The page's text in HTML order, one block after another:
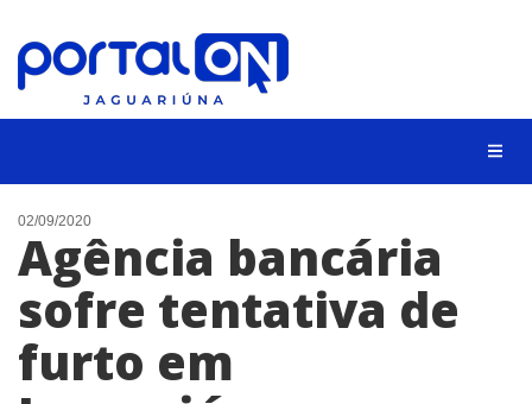
NOTÍCIAS
LISTA DIGITAL
CONTATO
ANUNCIE
02/09/2020
Agência bancária
sofre tentativa de
furto em